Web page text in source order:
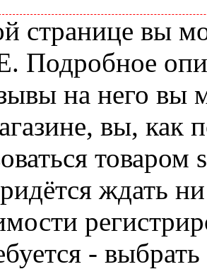
странице вы
Подробное
на него вы
вы, как
ждать
-